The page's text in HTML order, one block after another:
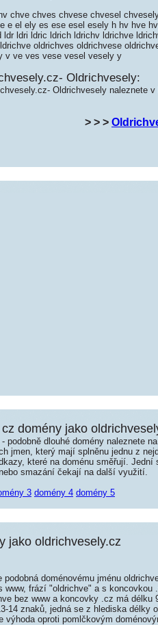
chve chves chvese chvesel
e el ely es ese esel esely h hv hve
ldri ldric ldrich ldrichv ldrichve
oldrichves oldrichvese
v ve ves vese vesel vesely y
Oldrichvesely:
Oldrichvesely naleznete
> > >
domény jako
podobně dlouhé domény naleznete
jmen, který mají splněnu jednu z
které na doménu směřují.
smazání čekají na další využití.
3 domény 4 domény 5
jako oldrichvesely.cz
podobná doménovému jménu
frází "oldrichve" a s koncovkou
bez www a koncovky .cz má
14 znaků, jedná se z hlediska délky
výhoda oproti pomlčkovým